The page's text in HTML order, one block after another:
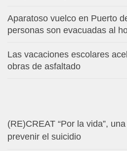
Aparatoso vuelco en Puerto
personas son evacuadas al
Las vacaciones escolares
obras de asfaltado
(RE)CREAT “Por la vida”,
prevenir el suicidio